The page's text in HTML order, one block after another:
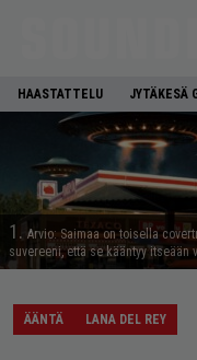
HAASTATTELU JYTÄKESÄ
1. Arvio: Saimaa on toisella
suvereeni, että se kääntyy itseään
ÄÄNTÄ LANA DEL REY